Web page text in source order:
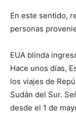
En este sentido,
personas
EUA blinda
Hace unos días,
los viajes de
Sudán del Sur.
desde el 1 de